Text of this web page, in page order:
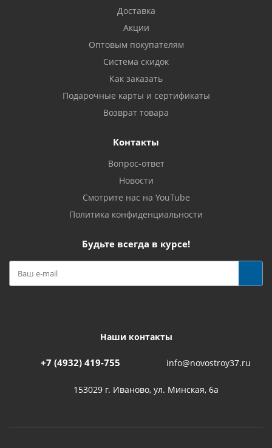
Доставка
Акции
Оптовым покупателям
Система скидок
Как заказать
Подарочные карты и сертификаты
Возврат товара
Контакты
Вопрос-ответ
Новости
Смотрите нас на YouTube
Политика конфиденциальности
Будьте всегда в курсе!
Наши контакты
+7 (4932) 419-755 info@novostroy37.ru
153029 г. Иваново, ул. Минская, 6а